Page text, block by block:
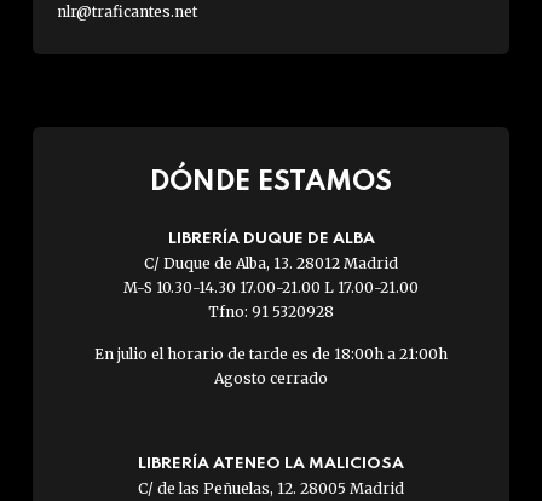
nlr@traficantes.net
DÓNDE ESTAMOS
LIBRERÍA DUQUE DE ALBA
C/ Duque de Alba, 13. 28012 Madrid
M-S 10.30-14.30 17.00-21.00 L 17.00-21.00
Tfno: 91 5320928
En julio el horario de tarde es de 18:00h a 21:00h
Agosto cerrado
LIBRERÍA ATENEO LA MALICIOSA
C/ de las Peñuelas, 12. 28005 Madrid